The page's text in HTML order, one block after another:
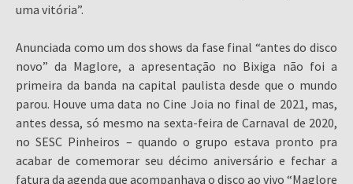
uma vitória”.
Anunciada como um dos shows da fase final “antes do disco
novo” da Maglore, a apresentação no Bixiga não foi a
primeira da banda na capital paulista desde que o mundo
parou. Houve uma data no Cine Joia no final de 2021, mas,
antes dessa, só mesmo na sexta-feira de Carnaval de 2020,
no SESC Pinheiros – quando o grupo estava pronto pra
acabar de comemorar seu décimo aniversário e fechar a
fatura da agenda que acompanhava o disco ao vivo “Maglore